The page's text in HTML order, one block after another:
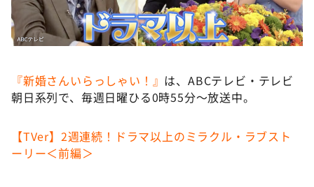
『新婚さんいらっしゃい！』 は、ABCテレビ・テレビ
朝日系列で、毎週日曜ひる0時55分〜放送中。
【TVer】2週連続！ドラマ以上のミラクル・ラブスト
ーリー＜前編＞